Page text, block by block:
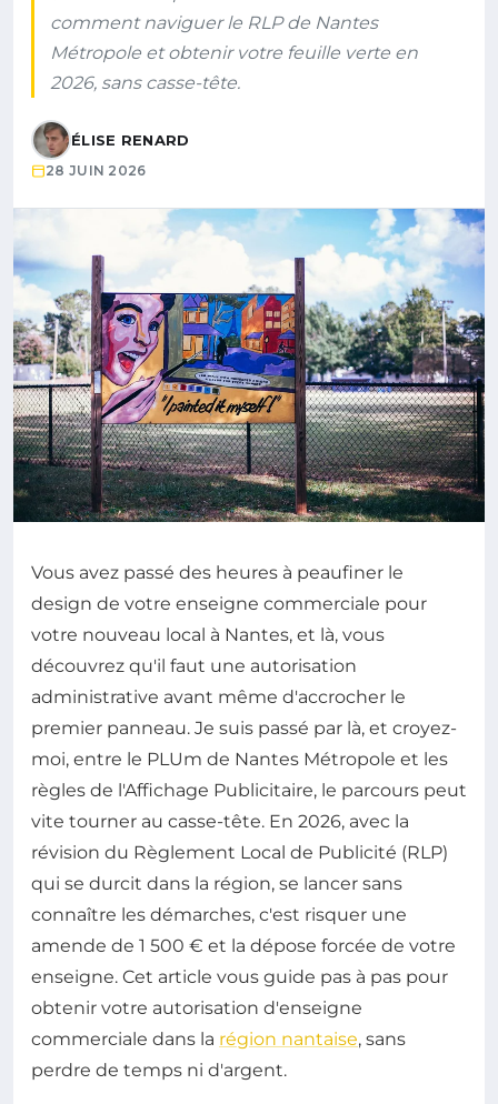
comment naviguer le RLP de Nantes
Métropole et obtenir votre feuille verte en
2026, sans casse-tête.
ÉLISE RENARD
28 JUIN 2026
Vous avez passé des heures à peaufiner le
design de votre enseigne commerciale pour
votre nouveau local à Nantes, et là, vous
découvrez qu'il faut une autorisation
administrative avant même d'accrocher le
premier panneau. Je suis passé par là, et croyez-
moi, entre le PLUm de Nantes Métropole et les
règles de l'Affichage Publicitaire, le parcours peut
vite tourner au casse-tête. En 2026, avec la
révision du Règlement Local de Publicité (RLP)
qui se durcit dans la région, se lancer sans
connaître les démarches, c'est risquer une
amende de 1 500 € et la dépose forcée de votre
enseigne. Cet article vous guide pas à pas pour
obtenir votre autorisation d'enseigne
commerciale dans la région nantaise, sans
perdre de temps ni d'argent.